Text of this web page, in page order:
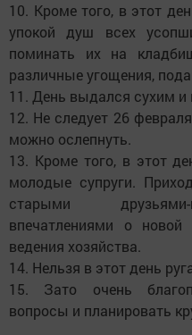
10. Кроме того, в этот
упокой душ всех
поминать их на
различные угощения,
11. День выдался сухим
12. Не следует 26
можно ослепнуть.
13. Кроме того, в этот
молодые супруги.
старыми друзьями-
впечатлениями о новой
ведения хозяйства.
14. Нельзя в этот день
15. Зато очень
вопросы и планировать